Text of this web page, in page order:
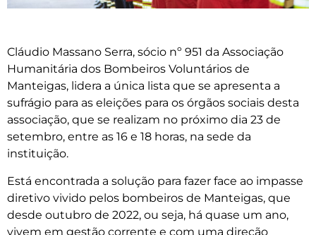
Cláudio Massano Serra, sócio nº 951 da Associação
Humanitária dos Bombeiros Voluntários de
Manteigas, lidera a única lista que se apresenta a
sufrágio para as eleições para os órgãos sociais desta
associação, que se realizam no próximo dia 23 de
setembro, entre as 16 e 18 horas, na sede da
instituição.
Está encontrada a solução para fazer face ao impasse
diretivo vivido pelos bombeiros de Manteigas, que
desde outubro de 2022, ou seja, há quase um ano,
vivem em gestão corrente e com uma direção